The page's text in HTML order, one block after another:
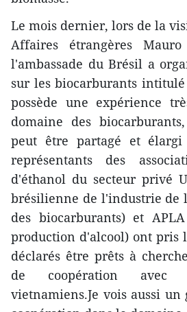
Le mois dernier, lors de la
Affaires étrangères
l'ambassade du Brésil a
sur les biocarburants
possède une expérience
domaine des
peut être partagé et
représentants des
d'éthanol du secteur privé
brésilienne de l'industrie de
des biocarburants) et
production d'alcool) ont pris
déclarés être prêts à
de coopération avec
vietnamiens.Je vois aussi